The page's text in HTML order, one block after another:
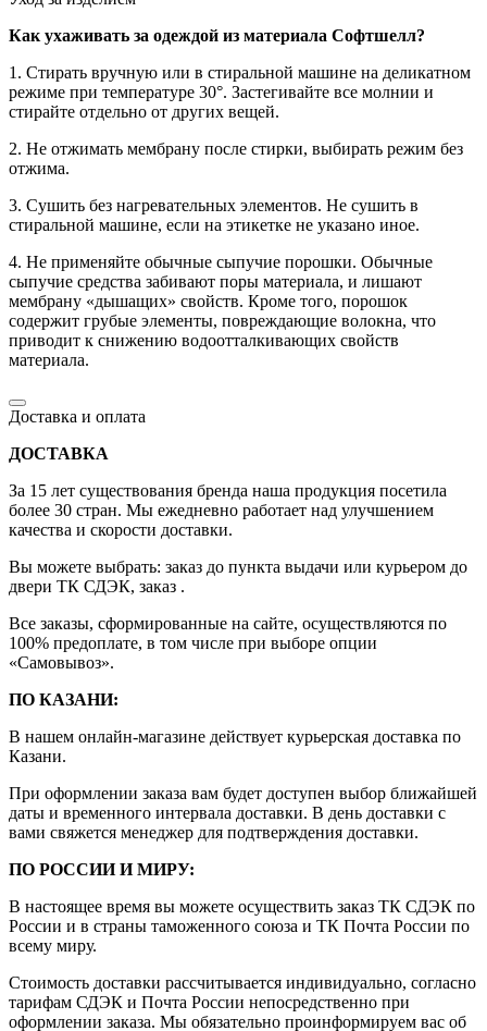
Как ухаживать за одеждой из материала Софтшелл?
1. Стирать вручную или в стиральной машине на деликатном
режиме при температуре 30°. Застегивайте все молнии и
стирайте отдельно от других вещей.
2. Не отжимать мембрану после стирки, выбирать режим без
отжима.
3. Сушить без нагревательных элементов. Не сушить в
стиральной машине, если на этикетке не указано иное.
4. Не применяйте обычные сыпучие порошки. Обычные
сыпучие средства забивают поры материала, и лишают
мембрану «дышащих» свойств. Кроме того, порошок
содержит грубые элементы, повреждающие волокна, что
приводит к снижению водоотталкивающих свойств
материала.
Доставка и оплата
ДОСТАВКА
За 15 лет существования бренда наша продукция посетила
более 30 стран. Мы ежедневно работает над улучшением
качества и скорости доставки.
Вы можете выбрать: заказ до пункта выдачи или курьером до
двери ТК СДЭК, заказ .
Все заказы, сформированные на сайте, осуществляются по
100% предоплате, в том числе при выборе опции
«Самовывоз».
ПО КАЗАНИ:
В нашем онлайн-магазине действует курьерская доставка по
Казани.
При оформлении заказа вам будет доступен выбор ближайшей
даты и временного интервала доставки. В день доставки с
вами свяжется менеджер для подтверждения доставки.
ПО РОССИИ И МИРУ:
В настоящее время вы можете осуществить заказ ТК СДЭК по
России и в страны таможенного союза и ТК Почта России по
всему миру.
Стоимость доставки рассчитывается индивидуально, согласно
тарифам СДЭК и Почта России непосредственно при
оформлении заказа. Мы обязательно проинформируем вас об